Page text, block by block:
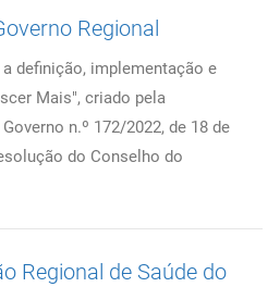
Regional
definição, implementação e
Mais", criado pela
n.º 172/2022, de 18 de
do Conselho do
Regional de Saúde do